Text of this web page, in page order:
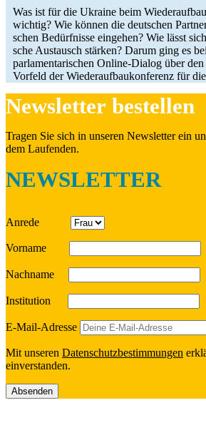
Was ist für die Ukraine beim
wichtig? Wie können die deut­schen
schen Bedürf­nisse ein­ge­hen? Wie lässt
sche Aus­tausch stärken? Darum ging es
par­la­men­ta­ri­schen Online-Dialog über
Vorfeld der Wie­der­auf­bau­kon­fe­renz für
News­let­ter bestellen
Tragen Sie sich in unseren News­let­ter ein
dem Laufenden.
NEWSLETTER
Anrede
Vorname
Nach­name
Insti­tu­tion
E‑Mail-Adresse
Mit unseren Daten­schutz­be­stim­mun­gen
einverstanden.